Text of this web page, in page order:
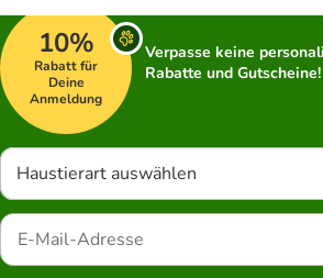
10%
Rabatt für
Deine
Anmeldung
Verpasse keine
Rabatte und Gutscheine!
Haustierart auswählen